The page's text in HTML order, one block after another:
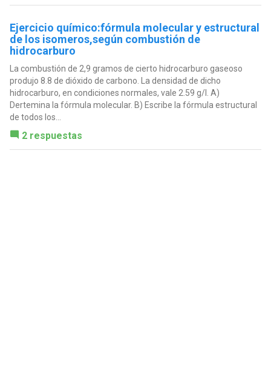
Ejercicio químico:fórmula molecular y estructural
de los isomeros,según combustión de
hidrocarburo
La combustión de 2,9 gramos de cierto hidrocarburo gaseoso
produjo 8.8 de dióxido de carbono. La densidad de dicho
hidrocarburo, en condiciones normales, vale 2.59 g/l. A)
Dertemina la fórmula molecular. B) Escribe la fórmula estructural
de todos los...
2 respuestas